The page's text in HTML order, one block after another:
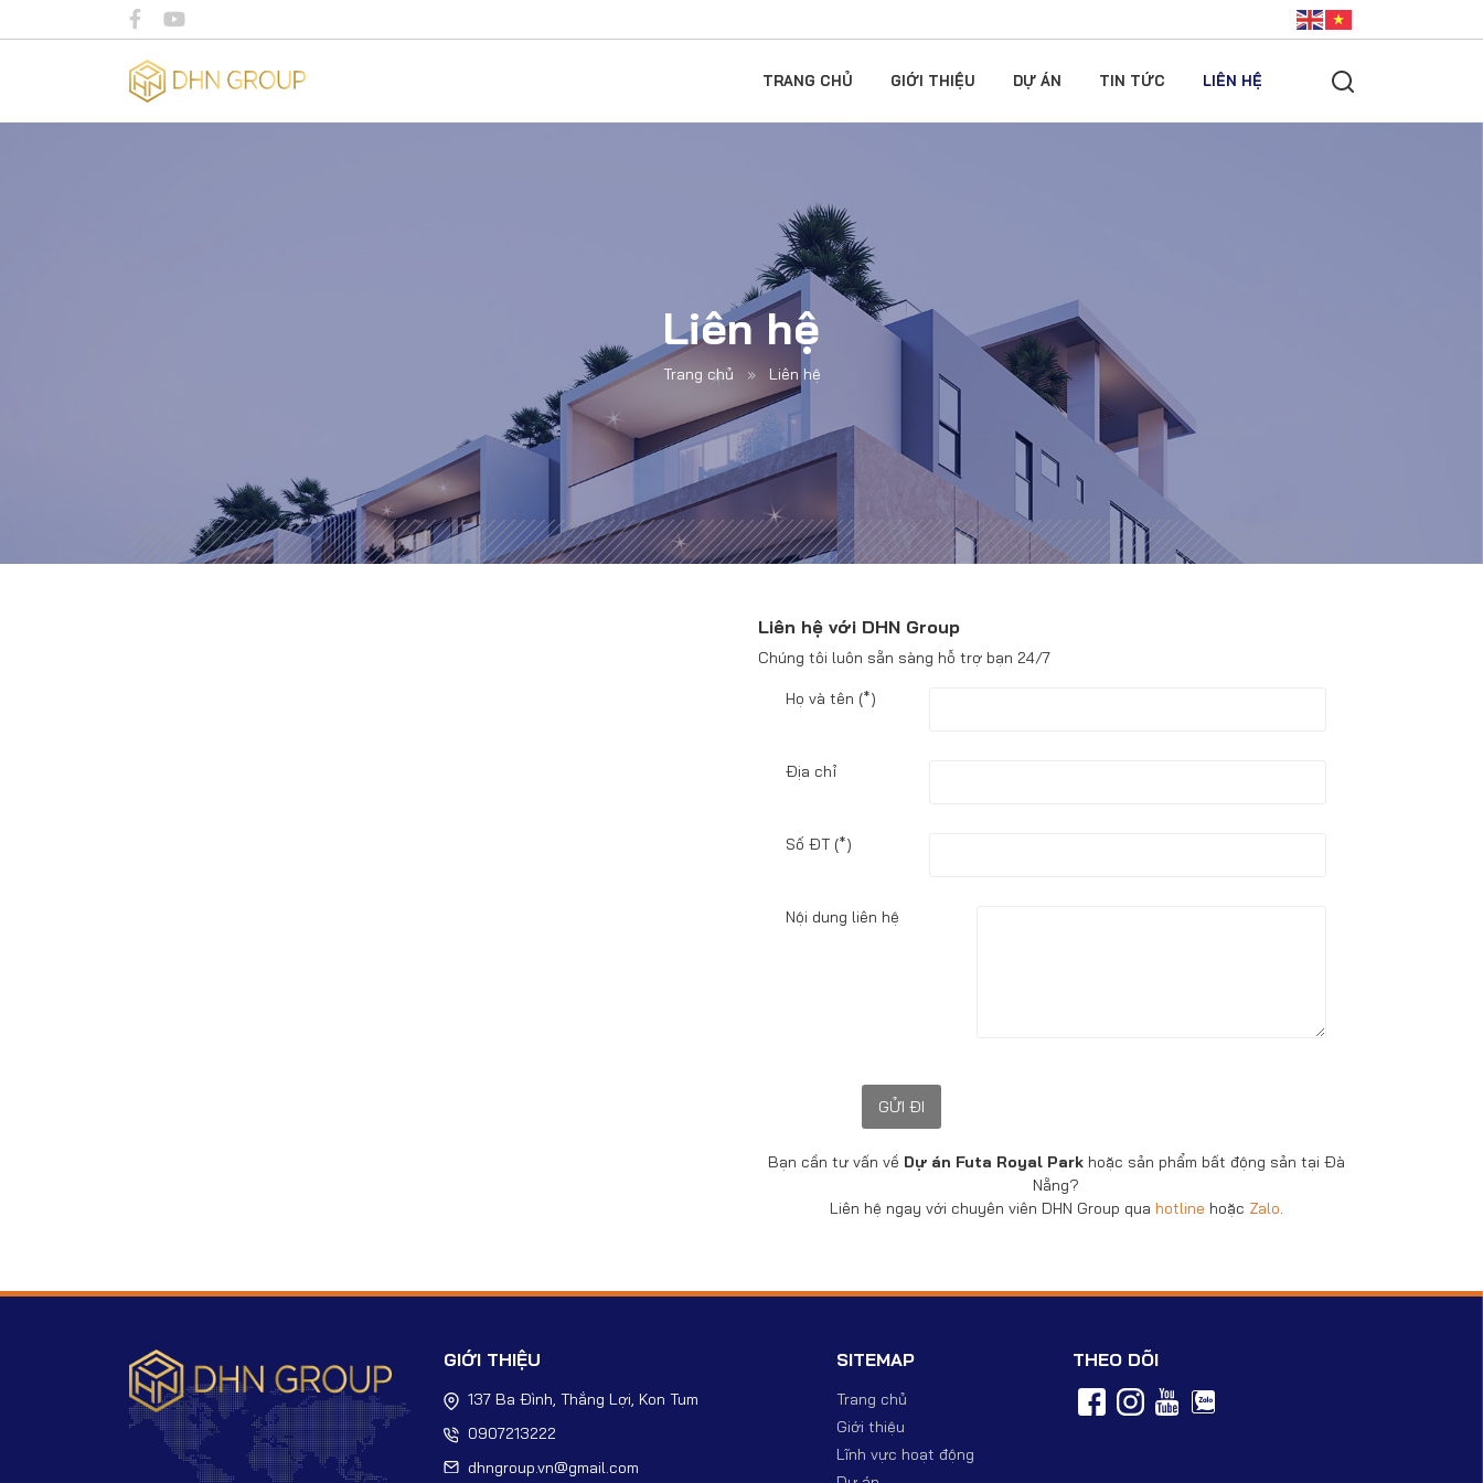
TRANG CHỦ GIỚI THIỆU DỰ ÁN TIN TỨC LIÊN HỆ
Liên hệ
Trang chủ » Liên hệ
Liên hệ với DHN Group
Chúng tôi luôn sẵn sàng hỗ trợ bạn 24/7
Họ và tên (*)
Địa chỉ
Số ĐT (*)
Nội dung liên hệ
Bạn cần tư vấn về Dự án Futa Royal Parkhoặc sản phẩm bất động sản tại Đà
Nẵng?
Liên hệ ngay với chuyên viên DHN Group qua hotline hoặc Zalo.
GIỚI THIỆU
137 Ba Đình, Thắng Lợi, Kon Tum
0907213222
dhngroup.vn@gmail.com
SITEMAP
Trang chủ
Giới thiệu
Lĩnh vực hoạt động
THEO DÕI